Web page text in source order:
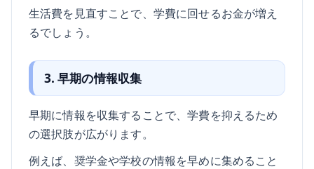
生活費を見直すことで、学費に回せるお金が増え
るでしょう。
3. 早期の情報収集
早期に情報を収集することで、学費を抑えるため
の選択肢が広がります。
例えば、奨学金や学校の情報を早めに集めること